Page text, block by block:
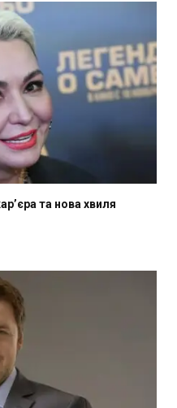
та нова хвиля